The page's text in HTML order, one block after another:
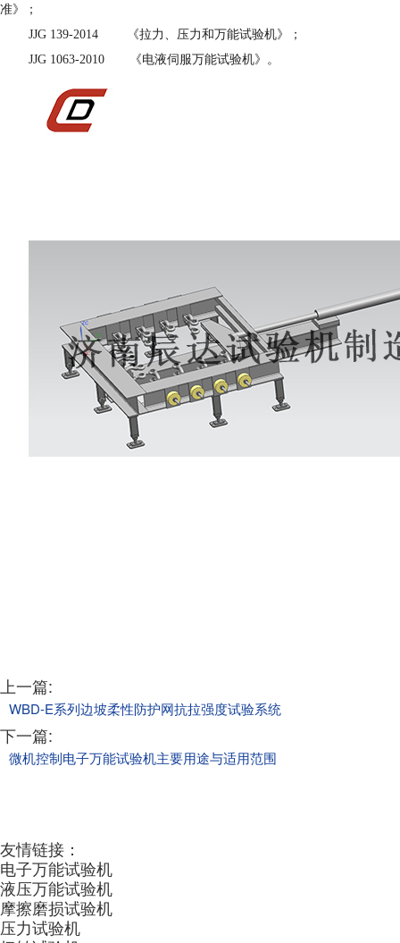
准》；
JJG 139-2014
《拉力、压力和万能试验机》；
JJG 1063-2010
《电液伺服万能试验机》。
上一篇:
WBD-E系列边坡柔性防护网抗拉强度试验系统
下一篇:
微机控制电子万能试验机主要用途与适用范围
友情链接：
电子万能试验机
液压万能试验机
摩擦磨损试验机
压力试验机